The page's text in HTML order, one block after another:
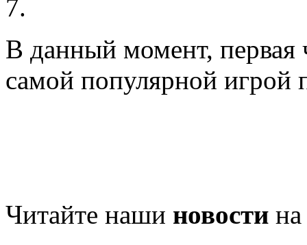
7.
В данный момент, первая
самой популярной
Читайте наши новости